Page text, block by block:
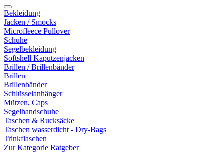
Bekleidung
Jacken / Smocks
Microfleece Pullover
Schuhe
Segelbekleidung
Softshell Kaputzenjacken
Brillen / Brillenbänder
Brillen
Brillenbänder
Schlüsselanhänger
Mützen, Caps
Segelhandschuhe
Taschen & Rucksäcke
Taschen wasserdicht - Dry-Bags
Trinkflaschen
Zur Kategorie Ratgeber